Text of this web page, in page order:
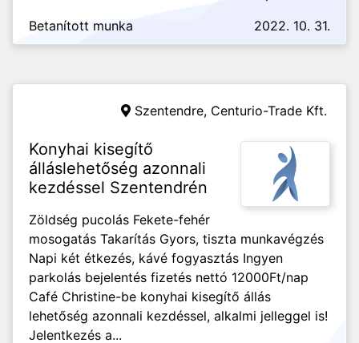
Betanított munka
2022. 10. 31.
Szentendre, Centurio-Trade Kft.
Konyhai kisegítő
álláslehetőség azonnali
kezdéssel Szentendrén
Zöldség pucolás Fekete-fehér
mosogatás Takarítás Gyors, tiszta munkavégzés
Napi két étkezés, kávé fogyasztás Ingyen
parkolás bejelentés fizetés nettó 12000Ft/nap
Café Christine-be konyhai kisegítő állás
lehetőség azonnali kezdéssel, alkalmi jelleggel is!
Jelentkezés a...